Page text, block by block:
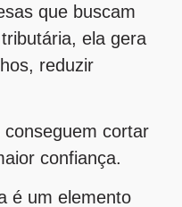
que buscam
ela gera
reduzir
cortar
confiança.
é um elemento